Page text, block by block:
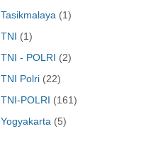
Tasikmalaya (1)
TNI (1)
TNI - POLRI (2)
TNI Polri (22)
TNI-POLRI (161)
Yogyakarta (5)